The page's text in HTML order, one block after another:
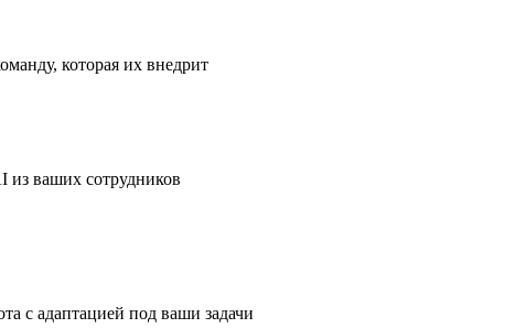
которая их внедрит
из ваших сотрудников
с адаптацией под ваши задачи